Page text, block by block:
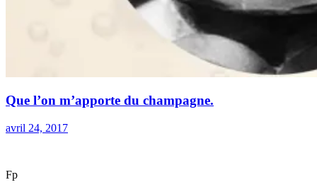
Que l’on m’apporte du champagne.
avril 24, 2017
Fp